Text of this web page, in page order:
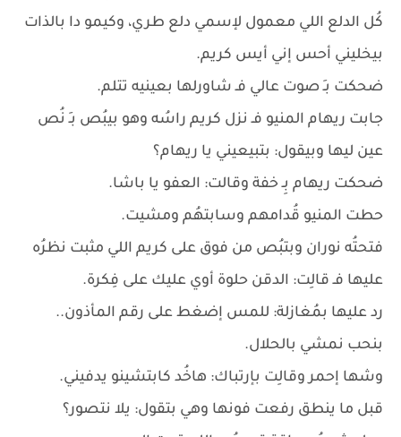
كُل الدلع اللي معمول لإسمي دلع طري، وكيمو دا بالذات
بيخليني أحس إني أيس كريم.
ضحكت بـِ صوت عالي فـ شاورلها بعينيه تتلم.
جابت ريهام المنيو فـ نزل كريم راسُه وهو بيبُص بـِ نُص
عين ليها وبيقول: بتبيعيني يا ريهام؟
ضحكت ريهام بِـ خفة وقالت: العفو يا باشا.
حطت المنيو قُدامهم وسابتهُم ومشيت.
فتحتُه نوران وبتبُص من فوق على كريم اللي مثبت نظرُه
عليها فـ قالِت: الدقن حلوة أوي عليك على فِكرة.
رد عليها بمُغازلة: للمس إضغط على رقم المأذون..
بنحب نمشي بالحلال.
وشها إحمر وقالِت بإرتباك: هاخُد كابتشينو يدفيني.
قبل ما ينطق رفعت فونها وهي بتقول: يلا نتصور؟